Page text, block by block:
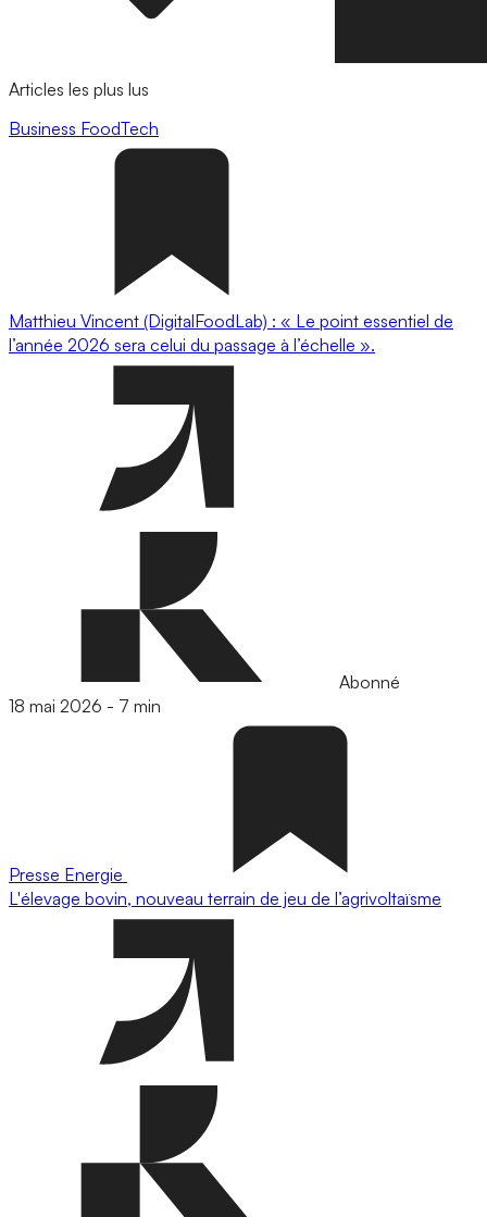
Articles les plus lus
Business FoodTech
Matthieu Vincent (DigitalFoodLab) : « Le point essentiel de
l’année 2026 sera celui du passage à l’échelle ».
Abonné
18 mai 2026 - 7 min
Presse Energie
L'élevage bovin, nouveau terrain de jeu de l’agrivoltaïsme